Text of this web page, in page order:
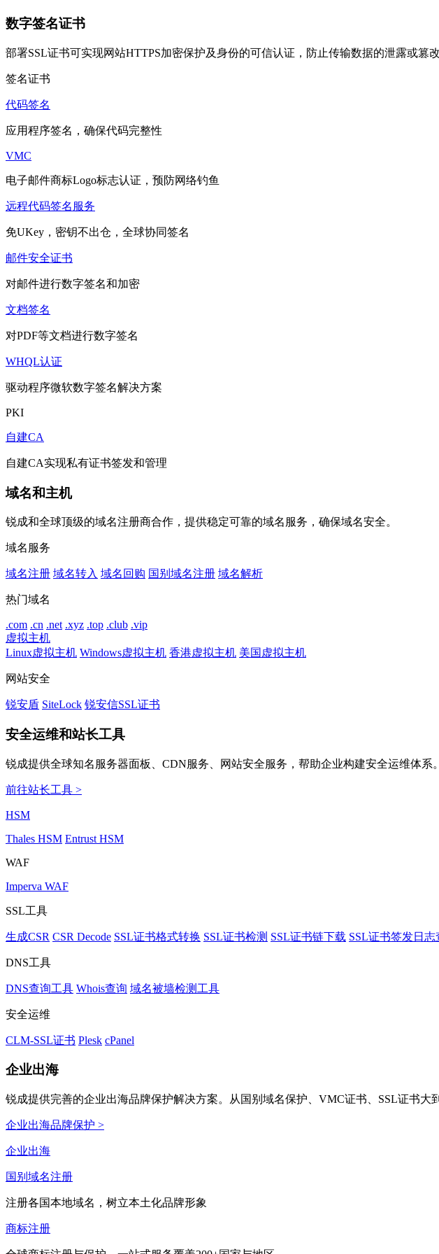
数字签名证书
部署SSL证书可实现网站HTTPS加密保护及身份的可信认证，防止传输数据的泄露或篡
签名证书
代码签名
应用程序签名，确保代码完整性
VMC
电子邮件商标Logo标志认证，预防网络钓鱼
远程代码签名服务
免UKey，密钥不出仓，全球协同签名
邮件安全证书
对邮件进行数字签名和加密
文档签名
对PDF等文档进行数字签名
WHQL认证
驱动程序微软数字签名解决方案
PKI
自建CA
自建CA实现私有证书签发和管理
域名和主机
锐成和全球顶级的域名注册商合作，提供稳定可靠的域名服务，确保域名安全。
域名服务
域名注册 域名转入 域名回购 国别域名注册 域名解析
热门域名
.com .cn .net .xyz .top .club .vip
虚拟主机
Linux虚拟主机 Windows虚拟主机 香港虚拟主机 美国虚拟主机
网站安全
锐安盾 SiteLock 锐安信SSL证书
安全运维和站长工具
锐成提供全球知名服务器面板、CDN服务、网站安全服务，帮助企业构建安全运维体系。
前往站长工具 >
HSM
Thales HSM Entrust HSM
WAF
Imperva WAF
SSL工具
生成CSR CSR Decode SSL证书格式转换 SSL证书检测 SSL证书链下载 SSL证书签发日志
DNS工具
DNS查询工具 Whois查询 域名被墙检测工具
安全运维
CLM-SSL证书 Plesk cPanel
企业出海
锐成提供完善的企业出海品牌保护解决方案。从国别域名保护、VMC证书、SSL证书
企业出海品牌保护 >
企业出海
国别域名注册
注册各国本地域名，树立本土化品牌形象
商标注册